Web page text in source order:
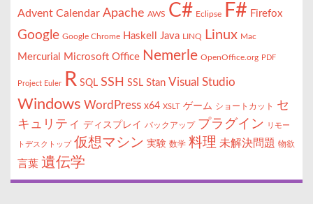
Advent Calendar Apache AWS C# Eclipse F# Firefox
Google Google Chrome Haskell Java LINQ Linux Mac
Mercurial Microsoft Office Nemerle OpenOffice.org PDF
Project Euler R SQL SSH SSL Stan Visual Studio
Windows WordPress x64 XSLT ゲーム ショートカット
セ
キュリティ ディスプレイ バックアップ プラグイン リモー
トデスクトップ 仮想マシン 実験 数学 料理 未解決問題 物欲
言葉 遺伝学